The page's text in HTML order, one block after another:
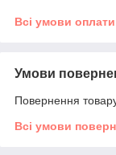
Всі умови оплати
Умови
Повернення
Всі умови